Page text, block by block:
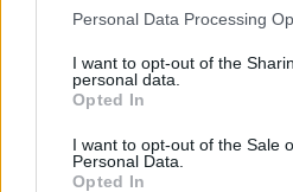
Please note that this website/app
not limited to your visit or usage
grant or deny consent to Google
use your data for below specified
consent section.
Personal Data Processing
I want to opt-out of the
personal data.
Opted In
I want to opt-out of the Sale
Personal Data.
Opted In
szokványos kerekasztalok
várhatók, mint az élő
Csillagaival vagy a valós idejű
by-shot filmelemzés dr. Kovács